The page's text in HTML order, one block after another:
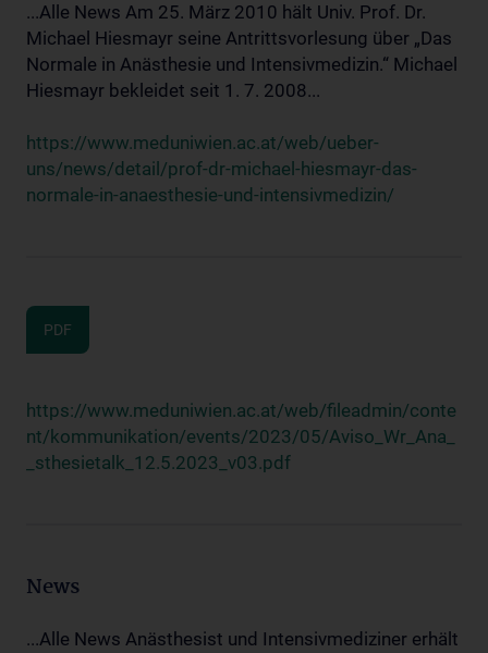
...Alle News Am 25. März 2010 hält Univ. Prof. Dr.
Michael Hiesmayr seine Antrittsvorlesung über „Das
Normale in Anästhesie und Intensivmedizin.“ Michael
Hiesmayr bekleidet seit 1. 7. 2008...
https://www.meduniwien.ac.at/web/ueber-
uns/news/detail/prof-dr-michael-hiesmayr-das-
normale-in-anaesthesie-und-intensivmedizin/
PDF
https://www.meduniwien.ac.at/web/fileadmin/conte
nt/kommunikation/events/2023/05/Aviso_Wr_Ana_
_sthesietalk_12.5.2023_v03.pdf
News
...Alle News Anästhesist und Intensivmediziner erhält